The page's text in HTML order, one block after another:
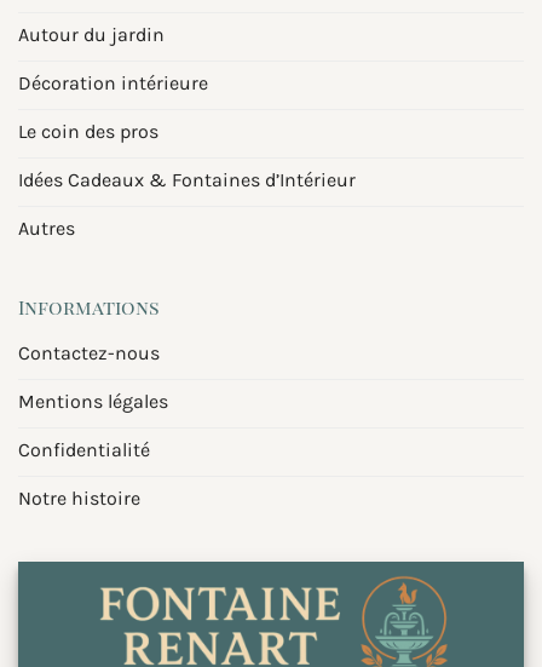
Autour du jardin
Décoration intérieure
Le coin des pros
Idées Cadeaux & Fontaines d’Intérieur
Autres
Informations
Contactez-nous
Mentions légales
Confidentialité
Notre histoire